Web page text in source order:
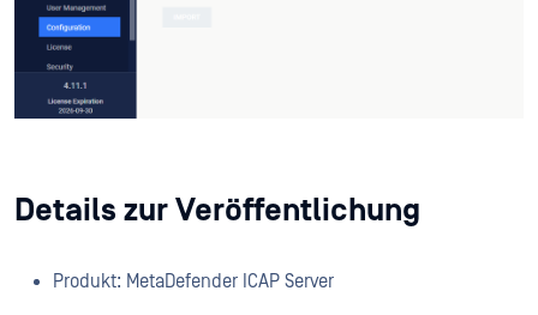
Details zur Veröffentlichung
Produkt: MetaDefender ICAP Server